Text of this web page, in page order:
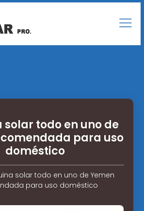
solar todo en uno de
para uso
doméstico
solar todo en uno de Yemen
para uso doméstico